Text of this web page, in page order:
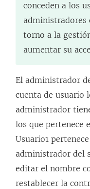
conceden a los
administradores
torno a la
aumentar su
El administrador
cuenta de usuario
administrador
los que pertenece
Usuario1
administrador del
editar el nombre
restablecer la